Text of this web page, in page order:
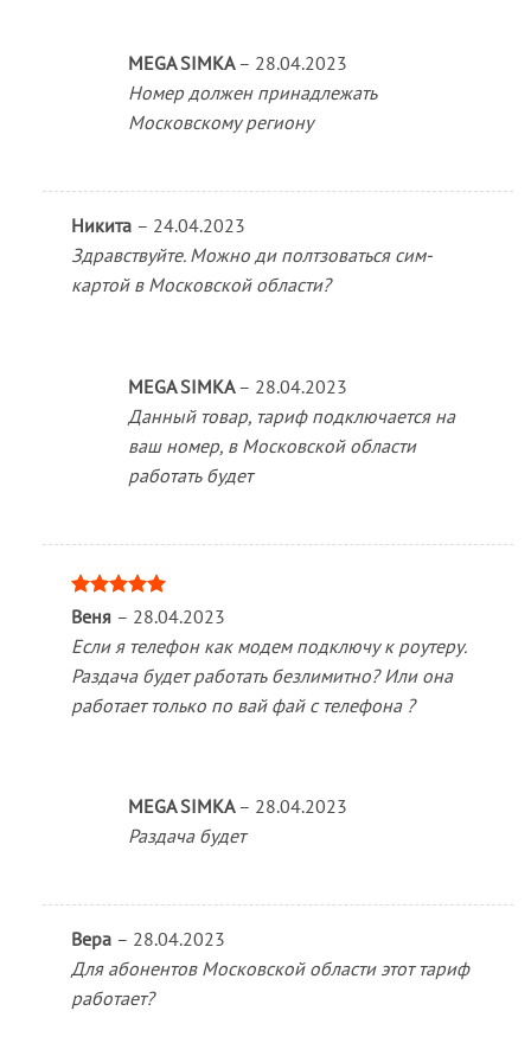
MEGA SIMKA – 28.04.2023
Номер должен принадлежать
Московскому региону
Никита – 24.04.2023
Здравствуйте. Можно ди полтзоваться сим-
картой в Московской области?
MEGA SIMKA – 28.04.2023
Данный товар, тариф подключается на
ваш номер, в Московской области
работать будет
Оценка5
Веня – 28.04.2023
Если я телефон как модем подключу к роутеру.
Раздача будет работать безлимитно? Или она
работает только по вай фай с телефона ?
MEGA SIMKA – 28.04.2023
Раздача будет
Вера – 28.04.2023
Для абонентов Московской области этот тариф
работает?